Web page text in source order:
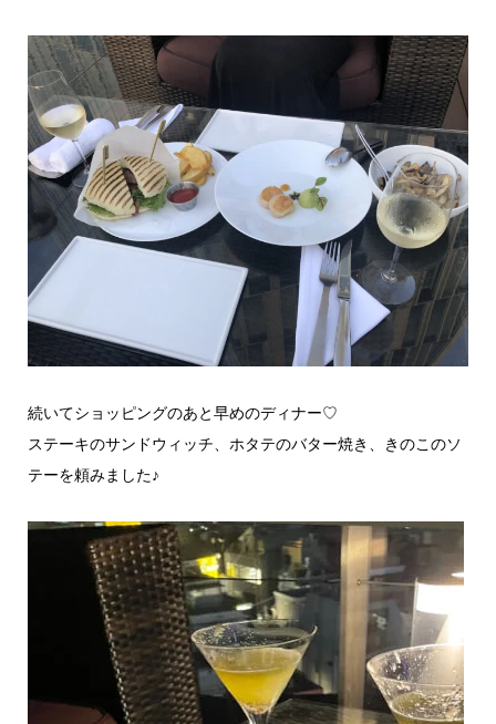
続いてショッピングのあと早めのディナー♡
ステーキのサンドウィッチ、ホタテのバター焼き、きのこのソ
テーを頼みました♪